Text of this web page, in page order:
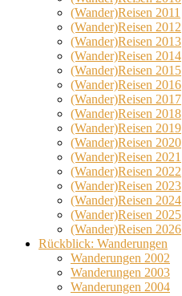
(Wander)Reisen 2011
(Wander)Reisen 2012
(Wander)Reisen 2013
(Wander)Reisen 2014
(Wander)Reisen 2015
(Wander)Reisen 2016
(Wander)Reisen 2017
(Wander)Reisen 2018
(Wander)Reisen 2019
(Wander)Reisen 2020
(Wander)Reisen 2021
(Wander)Reisen 2022
(Wander)Reisen 2023
(Wander)Reisen 2024
(Wander)Reisen 2025
(Wander)Reisen 2026
Rückblick: Wanderungen
Wanderungen 2002
Wanderungen 2003
Wanderungen 2004